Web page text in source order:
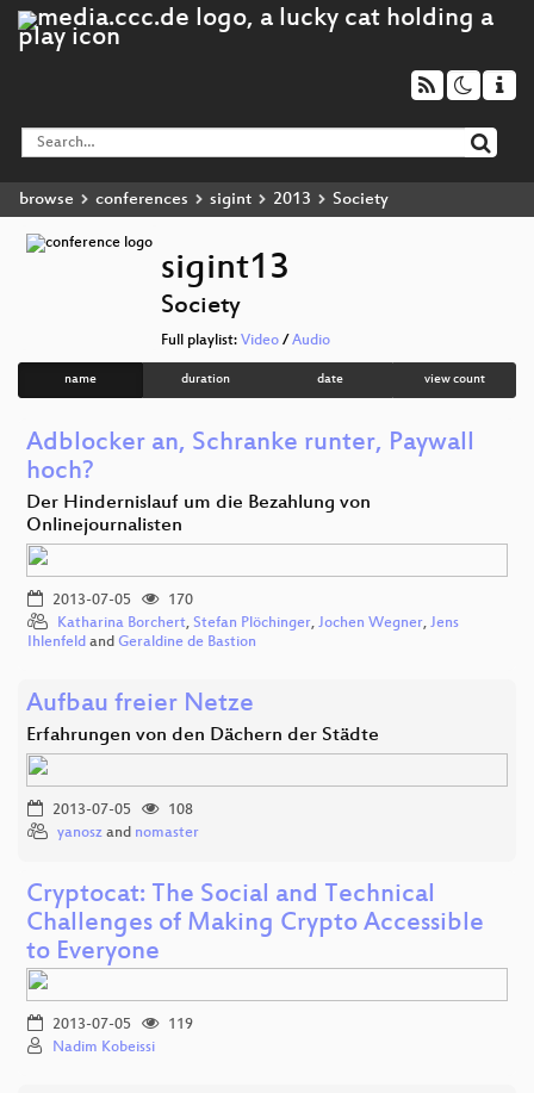
browse conferences sigint 2013 Society
sigint13
Society
Full playlist: Video / Audio
name duration date view count
Adblocker an, Schranke runter, Paywall
hoch?
Der Hindernislauf um die Bezahlung von
Onlinejournalisten
2013-07-05
170
Katharina Borchert, Stefan Plöchinger, Jochen Wegner, Jens
Ihlenfeld and Geraldine de Bastion
Aufbau freier Netze
Erfahrungen von den Dächern der Städte
2013-07-05
108
yanosz and nomaster
Cryptocat: The Social and Technical
Challenges of Making Crypto Accessible
to Everyone
2013-07-05
119
Nadim Kobeissi